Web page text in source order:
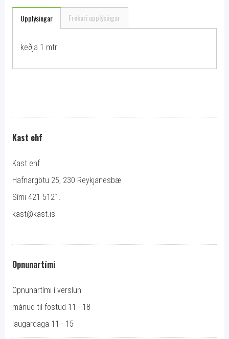
Upplýsingar Frekari upplýsingar
keðja 1 mtr
Kast ehf
Kast ehf
Hafnargötu 25, 230 Reykjanesbæ
Sími 421 5121.
kast@kast.is
Opnunartími
Opnunartími í verslun
mánud til föstud 11 - 18
laugardaga 11 - 15